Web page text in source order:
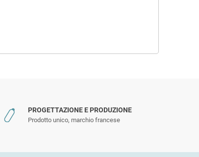
PROGETTAZIONE E PRODUZIONE
Prodotto unico, marchio francese